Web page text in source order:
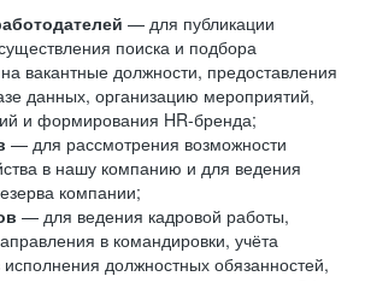
— для публикации
поиска и подбора
вакантные должности, предоставления
данных, организацию мероприятий,
и формирования HR-бренда;
— для рассмотрения возможности
в нашу компанию и для ведения
компании;
— для ведения кадровой работы,
в командировки, учёта
исполнения должностных обязанностей,